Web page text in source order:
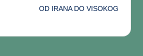
OD IRANA DO VISOKOG